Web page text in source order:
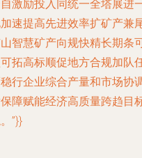
激励投入同统一全塔展进
速提高先进效率扩矿产兼
智慧矿产向规快精长期条
拓高标顺促地方合规加队
行企业综合产量和市场协
障赋能经济高质量跨趋目
”}}